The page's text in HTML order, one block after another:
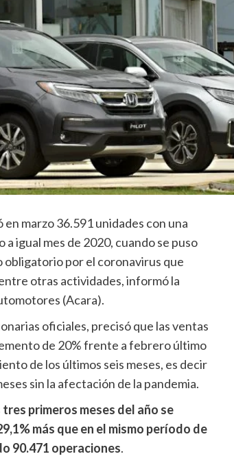
marzo 36.591 unidades con una
igual mes de 2020, cuando se puso
por el coronavirus que
otras actividades, informó la
(Acara).
oficiales, precisó que las ventas
de 20% frente a febrero último
de los últimos seis meses, es decir
sin la afectación de la pandemia.
tres primeros meses del año se
más que en el mismo período de
90.471 operaciones.